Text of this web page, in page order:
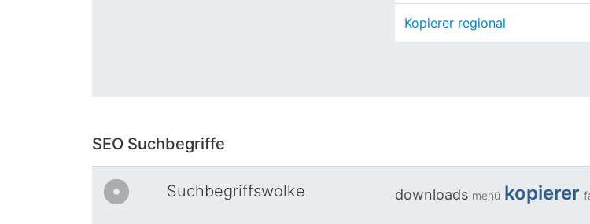
Kopierer regional
SEO Suchbegriffe
Suchbegriffswolke downloads menü kopierer